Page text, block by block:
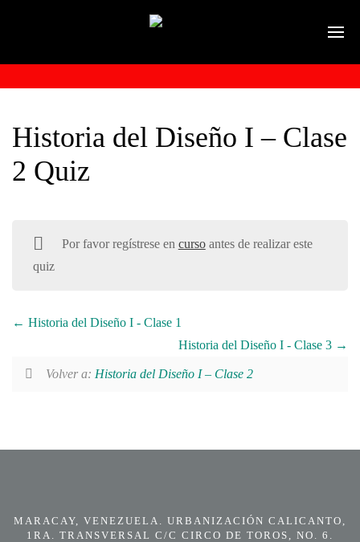
Historia del Diseño I – Clase
2 Quiz
Por favor regístrese en cursoantes de realizar este
quiz
Historia del Diseño I - Clase 1
Historia del Diseño I - Clase 3
Volver a: Historia del Diseño I – Clase 2
MARACAY, VENEZUELA. URBANIZACIÓN CALICANTO,
1RA. TRANSVERSAL C/C CIRCO DE TOROS, NO. 6.